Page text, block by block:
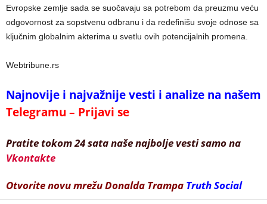
Evropske zemlje sada se suočavaju sa potrebom da preuzmu veću
odgovornost za sopstvenu odbranu i da redefinišu svoje odnose sa
ključnim globalnim akterima u svetlu ovih potencijalnih promena.
Webtribune.rs
Najnovije i najvažnije vesti i analize na našem
Telegramu – Prijavi se
Pratite tokom 24 sata naše najbolje vesti samo na
Vkontakte
Otvorite novu mrežu Donalda Trampa Truth Social